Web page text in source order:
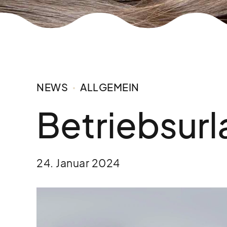
NEWS ALLGEMEIN
24. Januar 2024